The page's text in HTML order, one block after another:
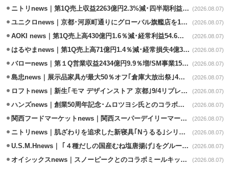
ニトリnews｜第1Q売上収益2263億円2.3%減･四半期利益1.4％減 (2026.08.07)
ユニクロnews｜京都･河原町通りにグローバル旗艦店を11/6開設 (2026.08.07)
AOKI news｜第1Q売上高430億円1.6％減･経常利益54.6％減 (2026.08.07)
はるやまnews｜第1Q売上高71億円1.4％減･経常損失4億3800万円 (2026.08.07)
バローnews｜第１Q営業収益2434億円9.9％増/SM事業15.5％増と絶好調 (2026.08.07)
島忠news｜展示品家具が最大50％オフ｢倉庫大放出祭｣4店舗限定で開催 (2026.08.07)
ロフトnews｜新生｢モマ デザインストア 京都｣9/4リプレイスオープン (2026.08.07)
ハンズnews｜創業50周年記念･ムロツヨシ氏とのコラボ企画｢ムロハンズ｣開催 (2026.08.07)
関西フードマーケットnews｜関西スーパーデイリーマート蒲生店8/7改装 (2026.08.07)
ニトリnews｜肌ざわりを追求した新寝具｢Nうるる｣シリーズを発売 (2026.08.07)
U.S.M.Hnews｜ ｢４種だしの国産むね塩唐揚げ｣をグループ610店で共同販促 (2026.08.07)
オイシックスnews｜スノーピークとのコラボミールキット8/13発売 (2026.08.07)